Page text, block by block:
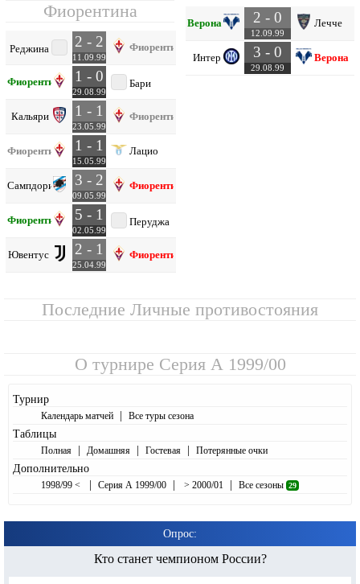
Фиорентина
Реджина 2 - 2
11.09.99
Фиорентина
Фиорентина 1 - 0
29.08.99
Бари
Кальяри 1 - 1
23.05.99
Фиорентина
Фиорентина 1 - 1
15.05.99
Лацио
Сампдория 3 - 2
09.05.99
Фиорентина
Фиорентина 5 - 1
02.05.99
Перуджа
Ювентус 2 - 1
25.04.99
Фиорентина
Верона 2 - 0
12.09.99
Лечче
Интер 3 - 0
29.08.99
Верона
Последние Личные противостояния
О турнире Серия А 1999/00
Турнир
Календарь матчей | Все туры сезона
Таблицы
Полная | Домашняя | Гостевая | Потерянные очки
Дополнительно
1998/99 < | Серия А 1999/00 | > 2000/01 | Все сезоны 29
Опрос:
Кто станет чемпионом России?